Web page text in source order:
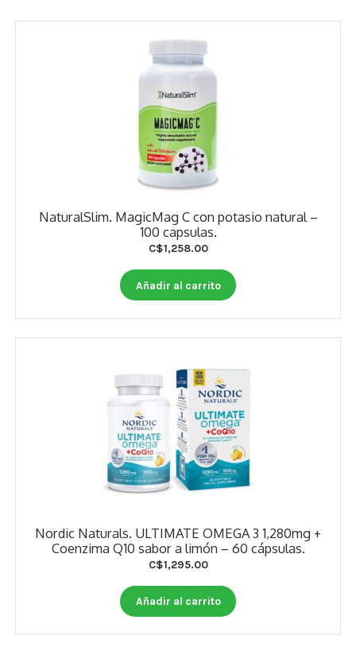
NaturalSlim. MagicMag C con potasio natural –
100 capsulas.
C$1,258.00
Añadir al carrito
Nordic Naturals. ULTIMATE OMEGA 3 1,280mg +
Coenzima Q10 sabor a limón – 60 cápsulas.
C$1,295.00
Añadir al carrito